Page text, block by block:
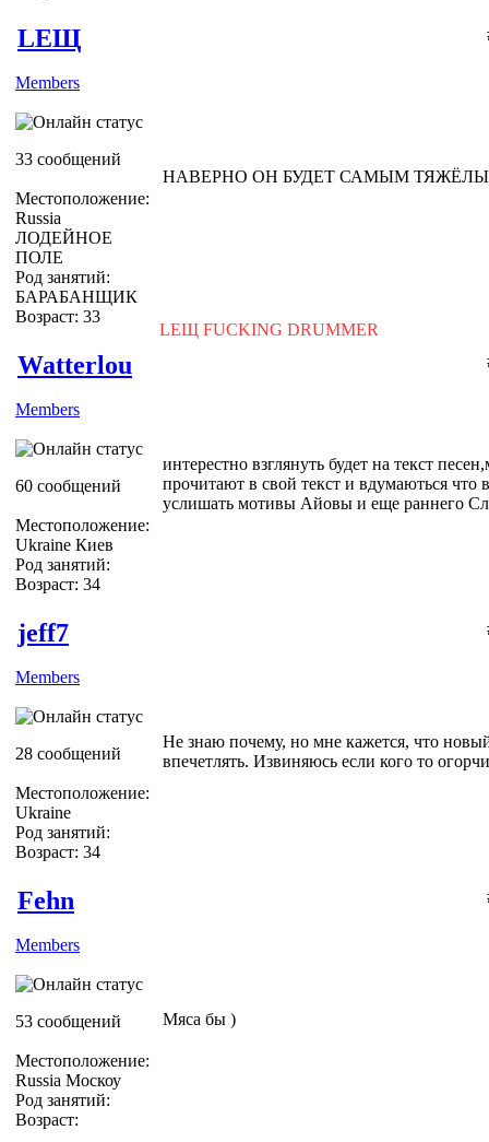
LEЩ
Members
33 сообщений
Местоположение:
Russia
ЛОДЕЙНОЕ
ПОЛЕ
Род занятий:
БАРАБАНЩИК
Возраст: 33
НАВЕРНО ОН БУДЕТ САМЫМ
LEЩ FUCKING DRUMMER
Watterlou
Members
60 сообщений
Местоположение:
Ukraine Киев
Род занятий:
Возраст: 34
интерестно взглянуть будет на текст
прочитают в свой текст и вдумаються что
услишать мотивы Айовы и еще раннего
jeff7
Members
28 сообщений
Местоположение:
Ukraine
Род занятий:
Возраст: 34
Не знаю почему, но мне кажется, что
впечетлять. Извиняюсь если кого то
Fehn
Members
53 сообщений
Местоположение:
Russia Москоу
Род занятий:
Возраст:
Мяса бы )